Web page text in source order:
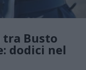
Busto
dodici nel